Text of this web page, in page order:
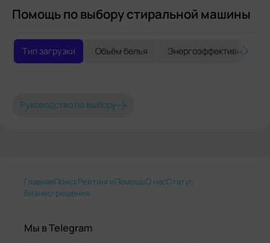
Помощь по выбору стиральной машины
Тип загрузки Объём белья Энергоэффективность
Руководство по выбору
ГлавнаяПоискРейтингиПомощьО насСтатус
Бизнес-решения
Мы в Telegram